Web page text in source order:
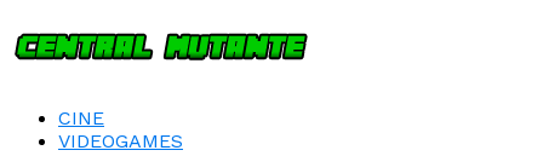
CINE
VIDEOGAMES